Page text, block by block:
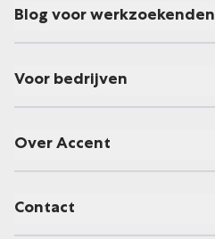
Blog voor werkzoekenden
Voor bedrijven
Over Accent
Contact